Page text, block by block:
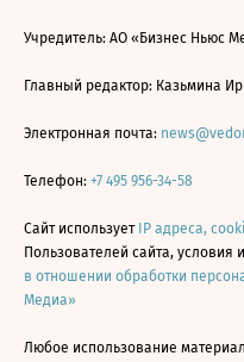
Учредитель: АО «Бизнес Ньюс
Главный редактор: Казьмина
Электронная почта:
Телефон: +7 495 956-34-58
Сайт использует IP адреса,
Пользователей сайта, условия
в отношении обработки
Медиа»
Любое использование